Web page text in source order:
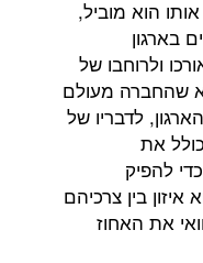
של
של